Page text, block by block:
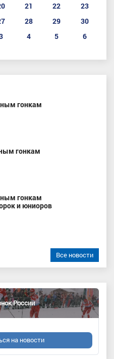
21 22
23
28 29
30
4 5 6
гонкам
гонкам
гонкам
и юниоров
Все новости
России
на новости